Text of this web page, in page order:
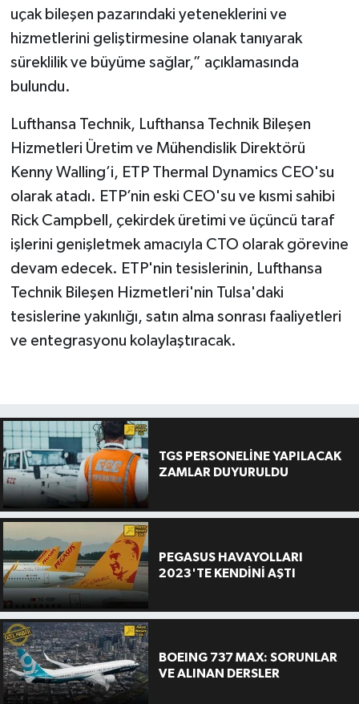
uçak bileşen pazarındaki yeteneklerini ve
hizmetlerini geliştirmesine olanak tanıyarak
süreklilik ve büyüme sağlar,” açıklamasında
bulundu.
Lufthansa Technik, Lufthansa Technik Bileşen
Hizmetleri Üretim ve Mühendislik Direktörü
Kenny Walling’i, ETP Thermal Dynamics CEO'su
olarak atadı. ETP’nin eski CEO'su ve kısmi sahibi
Rick Campbell, çekirdek üretimi ve üçüncü taraf
işlerini genişletmek amacıyla CTO olarak görevine
devam edecek. ETP'nin tesislerinin, Lufthansa
Technik Bileşen Hizmetleri'nin Tulsa'daki
tesislerine yakınlığı, satın alma sonrası faaliyetleri
ve entegrasyonu kolaylaştıracak.
TGS PERSONELİNE YAPILACAK
ZAMLAR DUYURULDU
PEGASUS HAVAYOLLARI
2023'TE KENDİNİ AŞTI
BOEING 737 MAX: SORUNLAR
VE ALINAN DERSLER